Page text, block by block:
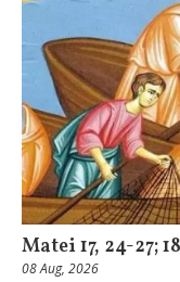
Matei 17, 24-27;
08 Aug, 2026